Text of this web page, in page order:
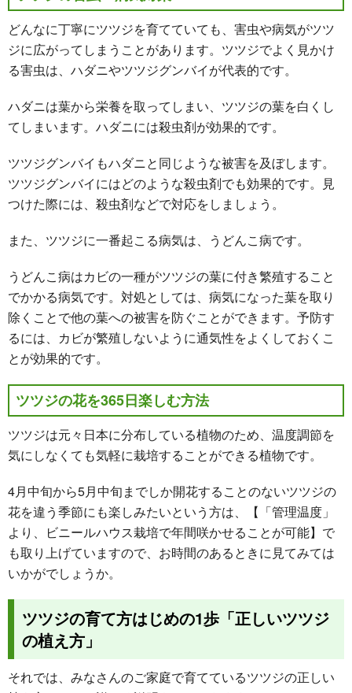
どんなに丁寧にツツジを育てていても、害虫や病気がツツ
ジに広がってしまうことがあります。ツツジでよく見かけ
る害虫は、ハダニやツツジグンバイが代表的です。
ハダニは葉から栄養を取ってしまい、ツツジの葉を白くし
てしまいます。ハダニには殺虫剤が効果的です。
ツツジグンバイもハダニと同じような被害を及ぼします。
ツツジグンバイにはどのような殺虫剤でも効果的です。見
つけた際には、殺虫剤などで対応をしましょう。
また、ツツジに一番起こる病気は、うどんこ病です。
うどんこ病はカビの一種がツツジの葉に付き繁殖すること
でかかる病気です。対処としては、病気になった葉を取り
除くことで他の葉への被害を防ぐことができます。予防す
るには、カビが繁殖しないように通気性をよくしておくこ
とが効果的です。
ツツジの花を365日楽しむ方法
ツツジは元々日本に分布している植物のため、温度調節を
気にしなくても気軽に栽培することができる植物です。
4月中旬から5月中旬までしか開花することのないツツジの
花を違う季節にも楽しみたいという方は、【「管理温度」
より、ビニールハウス栽培で年間咲かせることが可能】で
も取り上げていますので、お時間のあるときに見てみては
いかがでしょうか。
ツツジの育て方はじめの1歩「正しいツツジ
の植え方」
それでは、みなさんのご家庭で育てているツツジの正しい